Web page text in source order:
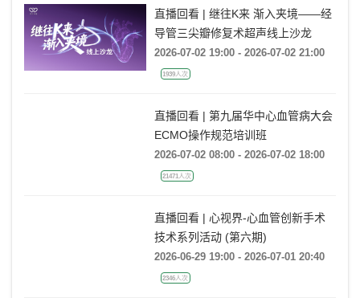
直播回看 | 继往K来 渐入夹境——经
导管三尖瓣修复术超声线上沙龙
2026-07-02 19:00 - 2026-07-02 21:00
1939人次
直播回看 | 第九届华中心血管病大会
ECMO操作规范培训班
2026-07-02 08:00 - 2026-07-02 18:00
21471人次
直播回看 | 心视界-心血管创新手术
技术系列活动 (第六期)
2026-06-29 19:00 - 2026-07-01 20:40
2346人次